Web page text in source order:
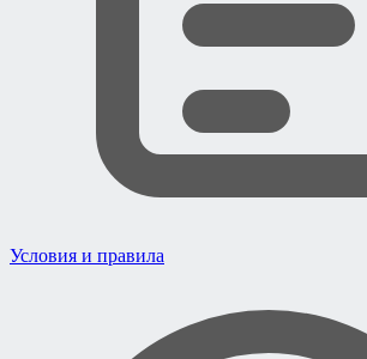
Условия и правила